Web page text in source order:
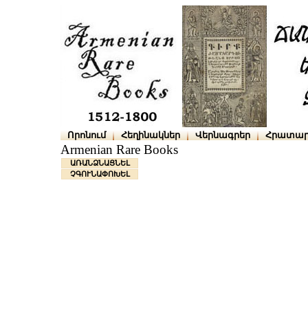
Որոնում Հեղինակներ Վերնագրեր
Armenian Rare Books
ԱՌԱՆՁՆԱՑՆԵԼ
ՉԳՈՒՆԱՓՈԽԵԼ